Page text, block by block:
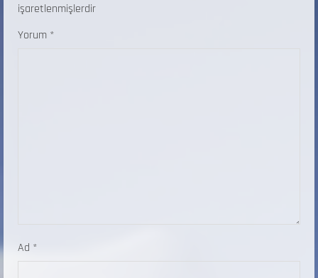
işaretlenmişlerdir
Yorum *
Ad *